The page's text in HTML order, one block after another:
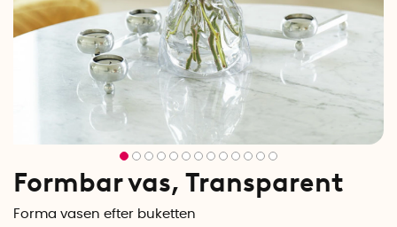
Formbar vas, Transparent
Forma vasen efter buketten